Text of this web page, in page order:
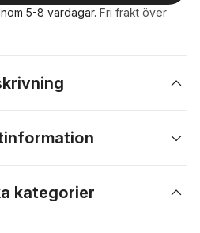
5-8 vardagar. Fri frakt över
kategorier